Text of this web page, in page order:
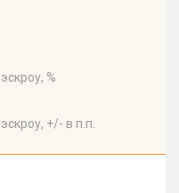
%
+/- в п.п.